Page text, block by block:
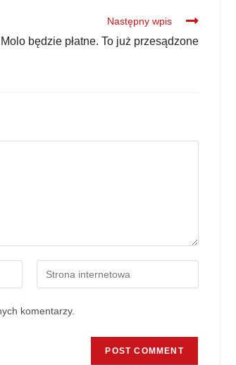
Następny wpis
Molo będzie płatne. To już przesądzone
komentarzy.